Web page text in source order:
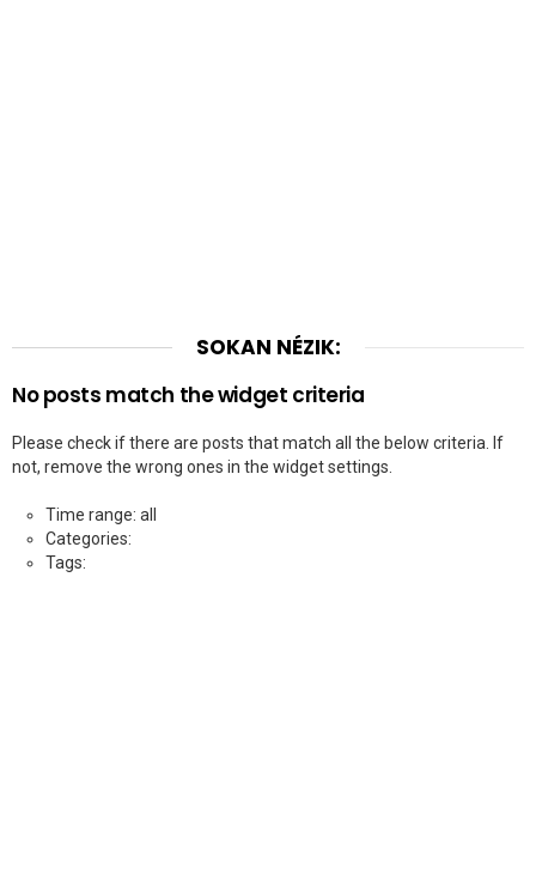
SOKAN NÉZIK:
No posts match the widget criteria
Please check if there are posts that match all the below criteria. If
not, remove the wrong ones in the widget settings.
Time range: all
Categories:
Tags: